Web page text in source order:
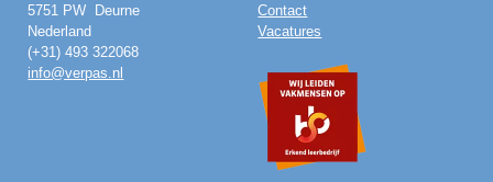
5751 PW Deurne
Nederland
(+31) 493 322068
info@verpas.nl
Contact
Vacatures